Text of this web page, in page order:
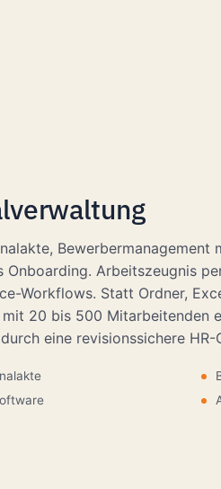
Onboarding. Arbeitszeugnis
Workflows. Statt Ordner,
20 bis 500 Mitarbeitenden
eine revisionssichere